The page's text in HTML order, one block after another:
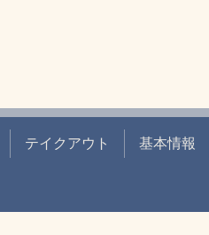
テイクアウト 基本情報